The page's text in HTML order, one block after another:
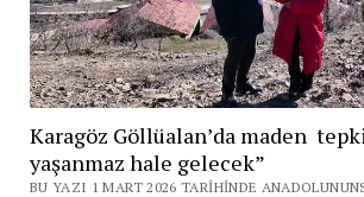
Karagöz Göllüalan’da maden
yaşanmaz hale gelecek”
BU YAZI 1 MART 2026 TARIHINDE